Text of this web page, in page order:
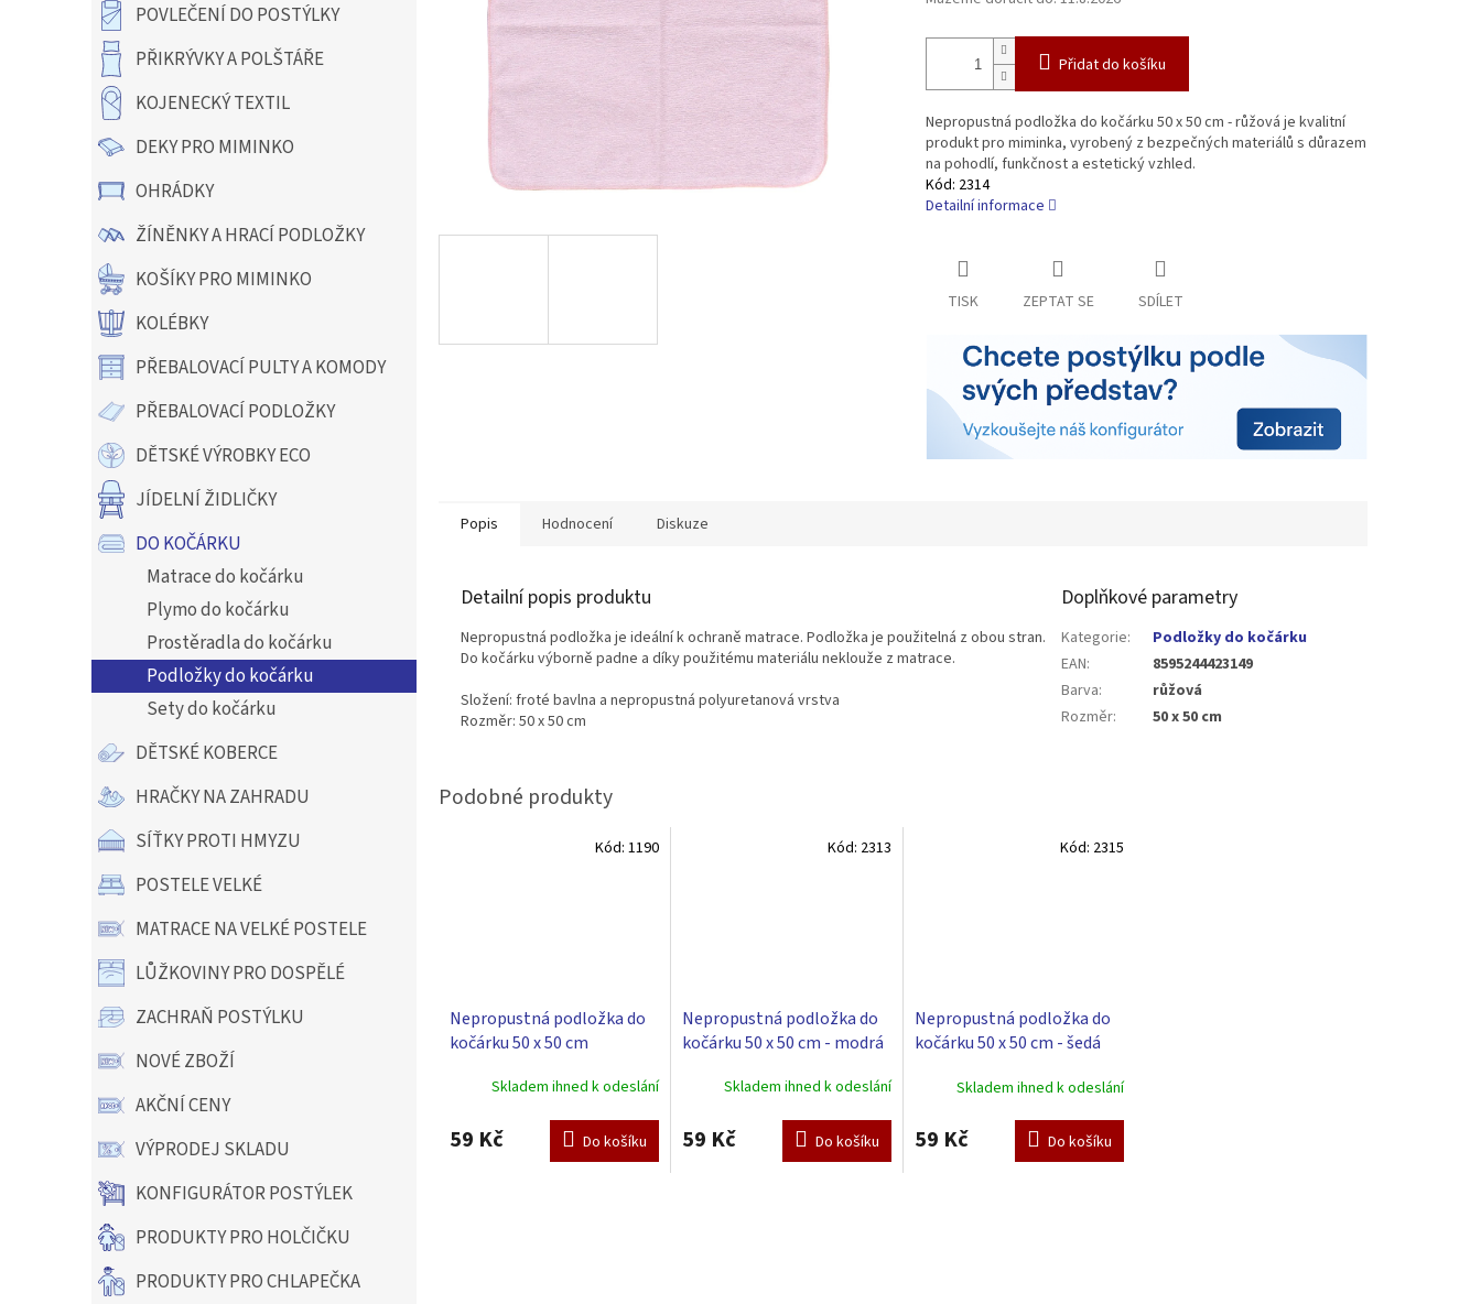
n
POVLEČENÍ DO POSTÝLKY
PŘIKRÝVKY A POLŠTÁŘE
KOJENECKÝ TEXTIL
DEKY PRO MIMINKO
OHRÁDKY
ŽÍNĚNKY A HRACÍ PODLOŽKY
KOŠÍKY PRO MIMINKO
KOLÉBKY
PŘEBALOVACÍ PULTY A KOMODY
PŘEBALOVACÍ PODLOŽKY
DĚTSKÉ VÝROBKY ECO
JÍDELNÍ ŽIDLIČKY
DO KOČÁRKU
Matrace do kočárku
Plymo do kočárku
Prostěradla do kočárku
Podložky do kočárku
Sety do kočárku
DĚTSKÉ KOBERCE
HRAČKY NA ZAHRADU
SÍŤKY PROTI HMYZU
POSTELE VELKÉ
MATRACE NA VELKÉ POSTELE
LŮŽKOVINY PRO DOSPĚLÉ
ZACHRAŇ POSTÝLKU
NOVÉ ZBOŽÍ
AKČNÍ CENY
VÝPRODEJ SKLADU
KONFIGURÁTOR POSTÝLEK
PRODUKTY PRO HOLČIČKU
PRODUKTY PRO CHLAPEČKA
Přidat do košíku
Nepropustná podložka do kočárku 50 x 50 cm - růžová je kvalitní
produkt pro miminka, vyrobený z bezpečných materiálů s důrazem
na pohodlí, funkčnost a estetický vzhled.
Kód: 2314
Detailní informace
TISK ZEPTAT SE SDÍLET
Popis Hodnocení Diskuze
Detailní popis produktu
Nepropustná podložka je ideální k ochraně matrace. Podložka je použitelná z obou stran.
Do kočárku výborně padne a díky použitému materiálu neklouže z matrace.
Složení: froté bavlna a nepropustná polyuretanová vrstva
Rozměr: 50 x 50 cm
Doplňkové parametry
Kategorie:
Podložky do kočárku
EAN:
8595244423149
Barva:
růžová
Rozměr: 50 x 50 cm
Nepropustná podložka do
kočárku 50 x 50 cm
Skladem ihned k odeslání
59 Kč Do košíku
Kód: 1190
Nepropustná podložka do
kočárku 50 x 50 cm - modrá
Skladem ihned k odeslání
59 Kč Do košíku
Kód: 2313
Nepropustná podložka do
kočárku 50 x 50 cm - šedá
Skladem ihned k odeslání
59 Kč Do košíku
Kód: 2315